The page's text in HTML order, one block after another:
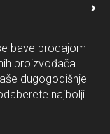
bave prodajom
proizvođača
dugogodišnje
najbolji